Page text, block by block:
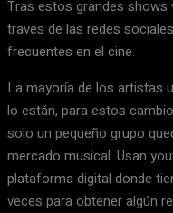
Tras estos grandes shows
través de las redes
frecuentes en el cine.
La mayoría de los artistas
lo están, para estos
solo un pequeño grupo
mercado musical. Usan
plataforma digital donde
veces para obtener algún